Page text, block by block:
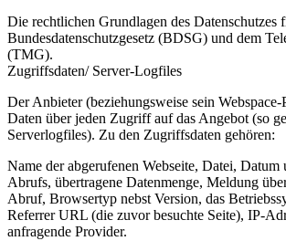
Die rechtlichen Grundlagen des Datenschutzes
Bundesdatenschutzgesetz (BDSG) und dem
(TMG).
Zugriffsdaten/ Server-Logfiles
Der Anbieter (beziehungsweise sein
Daten über jeden Zugriff auf das Angebot (so
Serverlogfiles). Zu den Zugriffsdaten gehören:
Name der abgerufenen Webseite, Datei, Datum
Abrufs, übertragene Datenmenge, Meldung
Abruf, Browsertyp nebst Version, das
Referrer URL (die zuvor besuchte Seite), IP-
anfragende Provider.